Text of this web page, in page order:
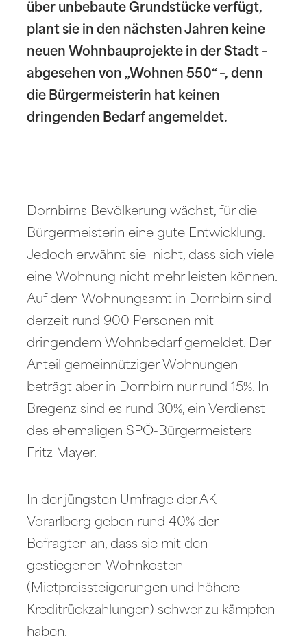
über unbebaute Grundstücke verfügt,
plant sie in den nächsten Jahren keine
neuen Wohnbauprojekte in der Stadt –
abgesehen von „Wohnen 550“ –, denn
die Bürgermeisterin hat keinen
dringenden Bedarf angemeldet.
Dornbirns Bevölkerung wächst, für die
Bürgermeisterin eine gute Entwicklung.
Jedoch erwähnt sie nicht, dass sich viele
eine Wohnung nicht mehr leisten können.
Auf dem Wohnungsamt in Dornbirn sind
derzeit rund 900 Personen mit
dringendem Wohnbedarf gemeldet. Der
Anteil gemeinnütziger Wohnungen
beträgt aber in Dornbirn nur rund 15%. In
Bregenz sind es rund 30%, ein Verdienst
des ehemaligen SPÖ-Bürgermeisters
Fritz Mayer.
In der jüngsten Umfrage der AK
Vorarlberg geben rund 40% der
Befragten an, dass sie mit den
gestiegenen Wohnkosten
(Mietpreissteigerungen und höhere
Kreditrückzahlungen) schwer zu kämpfen
haben.